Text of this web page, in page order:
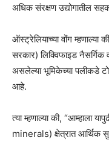
अधिक संरक्षण उद्योगातील
ऑस्ट्रेलियाच्या वोंग
सरकार) लिक्विफाइड नैसर्गिक
असलेल्या भूमिकेच्या पलीकडे
आहे.
त्या म्हणाल्या की, “आम्हाला
minerals) क्षेत्रात आर्थिक